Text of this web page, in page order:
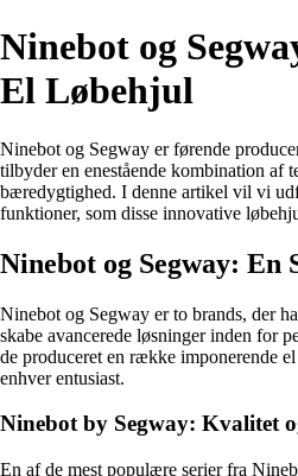
Ninebot og
El Løbehjul
Ninebot og Segway er førende
tilbyder en enestående kombination af
bæredygtighed. I denne artikel vil vi
funktioner, som disse innovative
Ninebot og Segway:
Ninebot og Segway er to brands, der
skabe avancerede løsninger inden for
de produceret en række imponerende
enhver entusiast.
Ninebot by Segway: Kvalitet
En af de mest populære serier fra